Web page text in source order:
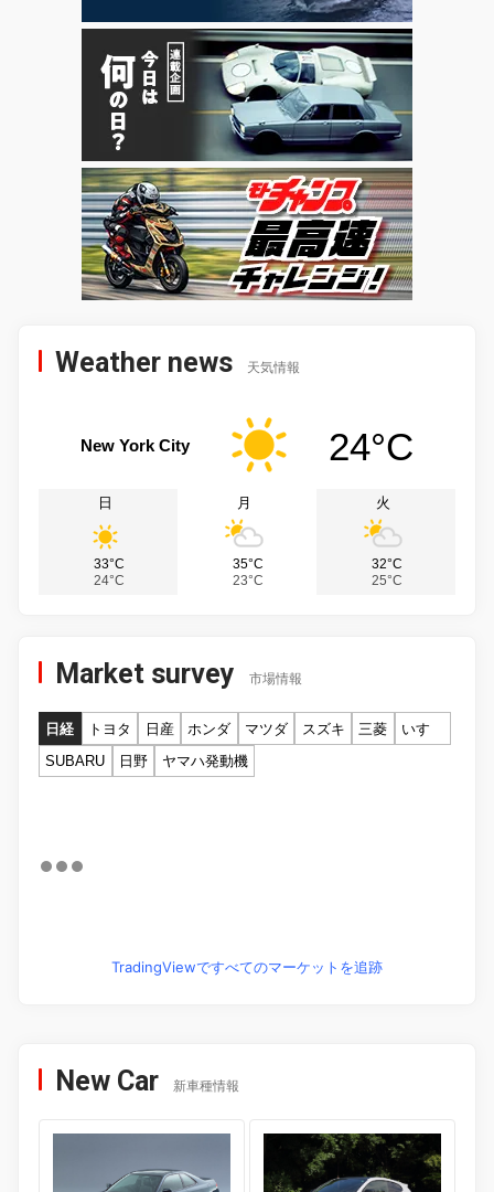
Weather news 天気情報
New York City 24°C
日
33°C
24°C
月
35°C
23°C
火
32°C
25°C
Market survey 市場情報
日経 トヨタ 日産 ホンダ マツダ スズキ 三菱
いすゞ
SUBARU
日野 ヤマハ発動機
TradingViewですべてのマーケットを追跡
New Car 新車種情報